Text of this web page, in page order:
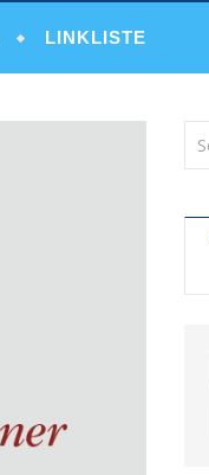
LINKLISTE